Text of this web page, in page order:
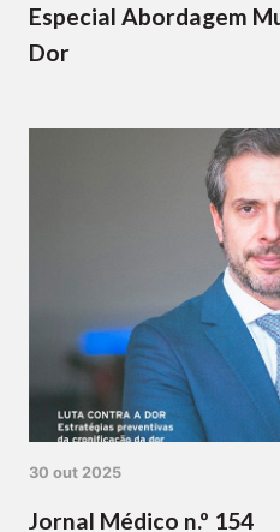
Especial Abordagem
Dor
30 out 2025
Jornal Médico n.º 154